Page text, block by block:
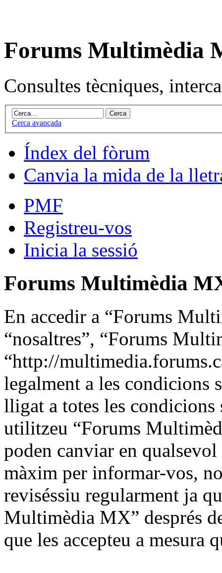
Forums Multimèdia
Consultes tècniques,
Cerca avançada
Índex del fòrum
Canvia la mida de la
PMF
Registreu-vos
Inicia la sessió
Forums Multimèdia
En accedir a “Forums
“nosaltres”, “Forums
“http://
legalment a les condicions
lligat a totes les condicions
utilitzeu “Forums
poden canviar en
màxim per informar-vos,
reviséssiu regularment ja
Multimèdia MX” després
que les accepteu a mesura